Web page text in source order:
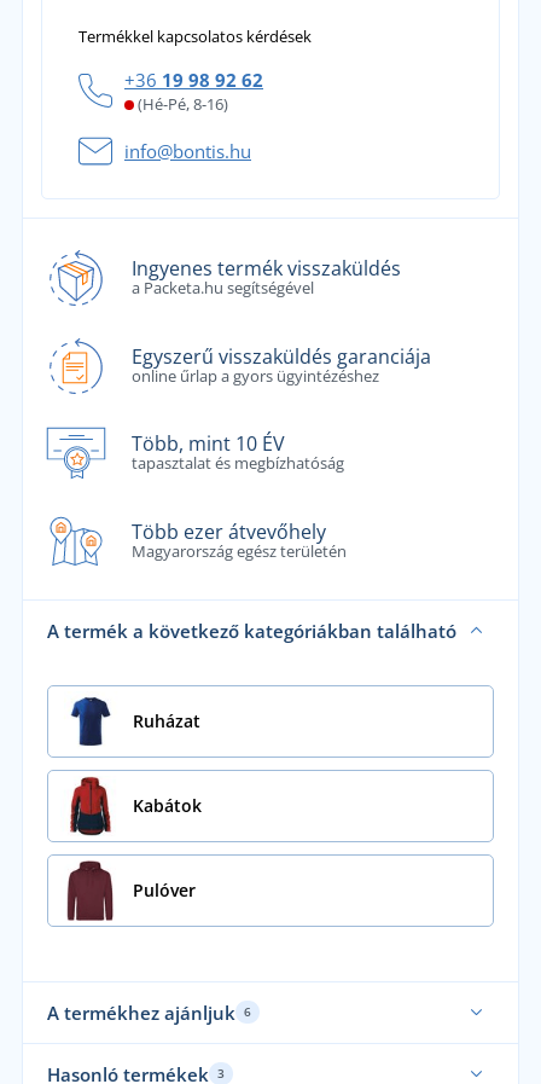
Termékkel kapcsolatos kérdések
+36 19 98 92 62
(Hé-Pé, 8-16)
info@bontis.hu
Ingyenes termék visszaküldés
a Packeta.hu segítségével
Egyszerű visszaküldés garanciája
online űrlap a gyors ügyintézéshez
Több, mint 10 ÉV
tapasztalat és megbízhatóság
Több ezer átvevőhely
Magyarország egész területén
A termék a következő kategóriákban található
Ruházat
Kabátok
Pulóver
A termékhez ajánljuk 6
Hasonló termékek 3